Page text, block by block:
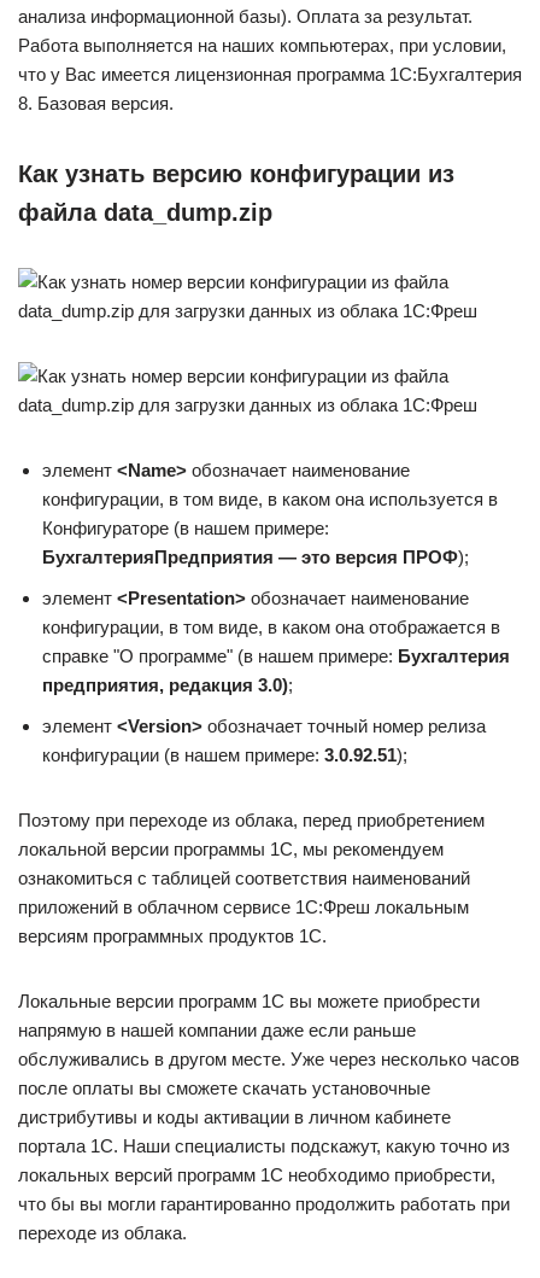
анализа информационной базы). Оплата за результат.
Работа выполняется на наших компьютерах, при условии,
что у Вас имеется лицензионная программа 1С:Бухгалтерия
8. Базовая версия.
Как узнать версию конфигурации из
файла data_dump.zip
элемент <Name> обозначает наименование
конфигурации, в том виде, в каком она используется в
Конфигураторе (в нашем примере:
БухгалтерияПредприятия — это версия ПРОФ);
элемент <Presentation> обозначает наименование
конфигурации, в том виде, в каком она отображается в
справке "О программе" (в нашем примере: Бухгалтерия
предприятия, редакция 3.0);
элемент <Version> обозначает точный номер релиза
конфигурации (в нашем примере: 3.0.92.51);
Поэтому при переходе из облака, перед приобретением
локальной версии программы 1С, мы рекомендуем
ознакомиться с таблицей соответствия наименований
приложений в облачном сервисе 1С:Фреш локальным
версиям программных продуктов 1С.
Локальные версии программ 1С вы можете приобрести
напрямую в нашей компании даже если раньше
обслуживались в другом месте. Уже через несколько часов
после оплаты вы сможете скачать установочные
дистрибутивы и коды активации в личном кабинете
портала 1С. Наши специалисты подскажут, какую точно из
локальных версий программ 1С необходимо приобрести,
что бы вы могли гарантированно продолжить работать при
переходе из облака.